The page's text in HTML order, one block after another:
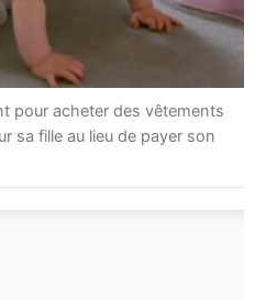
pour acheter des vêtements
sa fille au lieu de payer son